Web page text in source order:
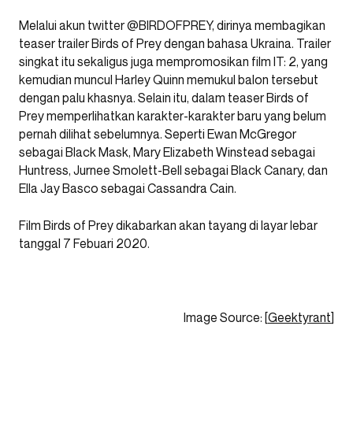
Melalui akun twitter @BIRDOFPREY, dirinya membagikan
teaser trailer Birds of Prey dengan bahasa Ukraina. Trailer
singkat itu sekaligus juga mempromosikan film IT: 2, yang
kemudian muncul Harley Quinn memukul balon tersebut
dengan palu khasnya. Selain itu, dalam teaser Birds of
Prey memperlihatkan karakter-karakter baru yang belum
pernah dilihat sebelumnya. Seperti Ewan McGregor
sebagai Black Mask, Mary Elizabeth Winstead sebagai
Huntress, Jurnee Smolett-Bell sebagai Black Canary, dan
Ella Jay Basco sebagai Cassandra Cain.
Film Birds of Prey dikabarkan akan tayang di layar lebar
tanggal 7 Febuari 2020.
Image Source: [Geektyrant]